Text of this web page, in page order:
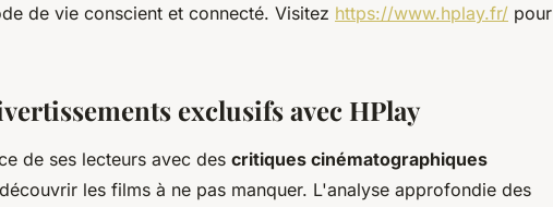
de vie conscient et connecté. Visitez https://www.hplay.fr/ pour
exclusifs avec HPlay
de ses lecteurs avec des critiques cinématographiques
les films à ne pas manquer. L'analyse approfondie des